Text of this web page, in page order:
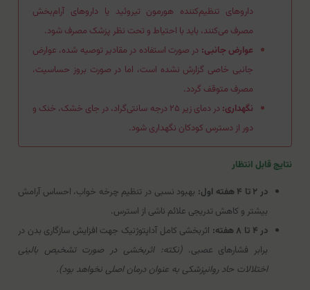
داروهای تنظیم‌کننده هورمون تیروئید یا داروهای آرام‌بخش
مصرف می‌کنند، باید با احتیاط و تحت نظر پزشک مصرف شود.
عوارض جانبی: در صورت استفاده در مقادیر توصیه شده، عوارض
جانبی خاصی گزارش نشده است، اما در صورت بروز حساسیت،
مصرف متوقف گردد.
نگهداری:
در دمای زیر ۲۵ درجه سانتی‌گراد، در جای خشک، خنک و
دور از دسترس کودکان نگهداری شود.
نتایج قابل انتظار
در ۲ تا ۴ هفته اول:
بهبود نسبی در تنظیم چرخه خواب، احساس آرامش
بیشتر و کاهش تدریجی علائم ناشی از استرس.
در ۴ تا ۸ هفته:
اثربخشی کامل آداپتوژنیک جهت افزایش سازگاری بدن در
برابر فشارهای عصبی.(نکته: اثربخشی در صورت تشخیص بالینی
اختلالات حاد روانپزشکی به عنوان درمان اصلی نخواهد بود).